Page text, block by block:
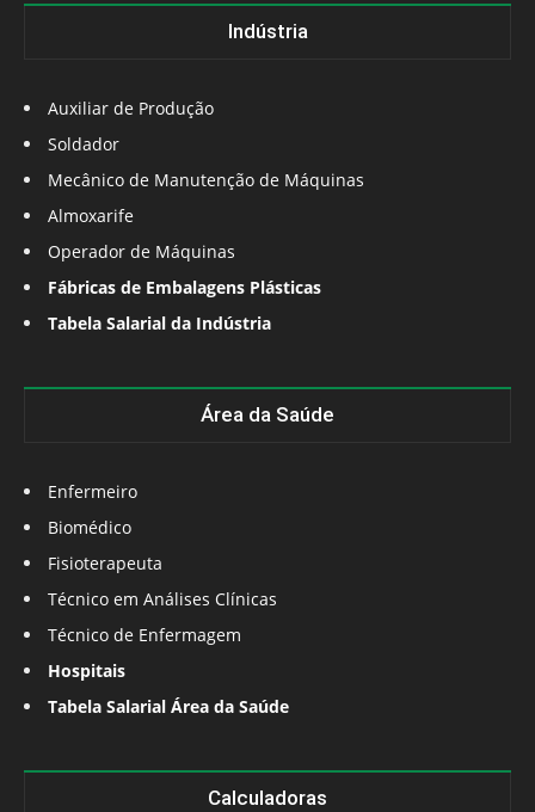
Indústria
Auxiliar de Produção
Soldador
Mecânico de Manutenção de Máquinas
Almoxarife
Operador de Máquinas
Fábricas de Embalagens Plásticas
Tabela Salarial da Indústria
Área da Saúde
Enfermeiro
Biomédico
Fisioterapeuta
Técnico em Análises Clínicas
Técnico de Enfermagem
Hospitais
Tabela Salarial Área da Saúde
Calculadoras